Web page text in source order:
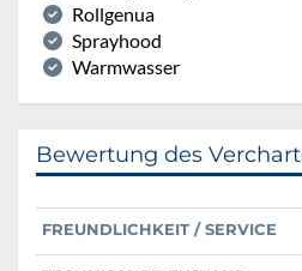
Rollgenua
Sprayhood
Warmwasser
Bewertung des
FREUNDLICHKEIT / SERVICE